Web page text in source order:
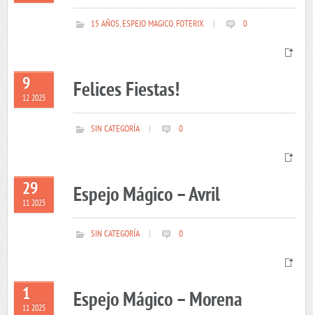
15 AÑOS,ESPEJO MAGICO,FOTERIX 0
9
12 2025 Felices Fiestas!
SIN CATEGORÍA 0
29
11 2025 Espejo Mágico – Avril
SIN CATEGORÍA 0
1
11 2025 Espejo Mágico – Morena